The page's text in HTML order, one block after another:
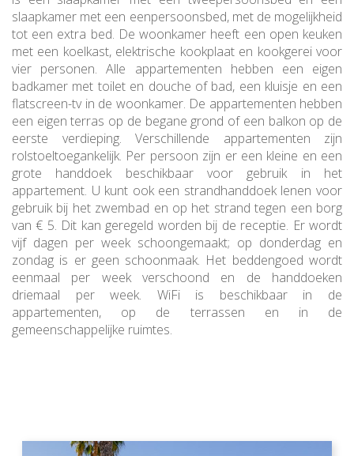
slaapkamer met een eenpersoonsbed, met de mogelijkheid
tot een extra bed. De woonkamer heeft een open keuken
met een koelkast, elektrische kookplaat en kookgerei voor
vier personen. Alle appartementen hebben een eigen
badkamer met toilet en douche of bad, een kluisje en een
flatscreen-tv in de woonkamer. De appartementen hebben
een eigen terras op de begane grond of een balkon op de
eerste verdieping. Verschillende appartementen zijn
rolstoeltoegankelijk. Per persoon zijn er een kleine en een
grote handdoek beschikbaar voor gebruik in het
appartement. U kunt ook een strandhanddoek lenen voor
gebruik bij het zwembad en op het strand tegen een borg
van € 5. Dit kan geregeld worden bij de receptie. Er wordt
vijf dagen per week schoongemaakt; op donderdag en
zondag is er geen schoonmaak. Het beddengoed wordt
eenmaal per week verschoond en de handdoeken
driemaal per week. WiFi is beschikbaar in de
appartementen, op de terrassen en in de
gemeenschappelijke ruimtes.